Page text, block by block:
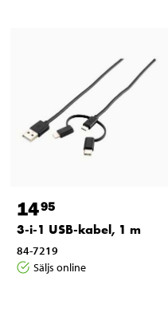
1495
3-i-1 USB-kabel, 1 m
84-7219
Säljs online